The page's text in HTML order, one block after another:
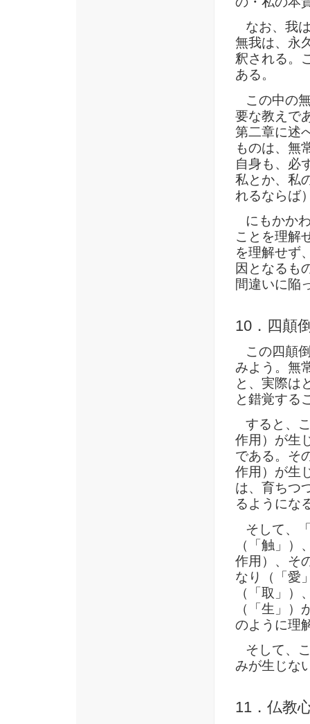
なお、我
無我は、永
釈される。
ある。
この中の
要な教えで
第二章に述
ものは、無
自身も、必
私とか、私
れるならば
にもかか
ことを理解
を理解せず
因となるも
間違いに陥
10．四顛
この四顛
みよう。無
と、実際は
と錯覚する
すると、
作用）が生
である。そ
作用）が生
は、育ちつ
るようにな
そして、
（「触」
作用）、そ
なり（「愛
（「取」
（「生」
のように理
そして、
みが生じな
11．仏教